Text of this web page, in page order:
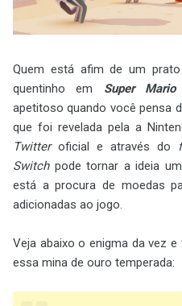
Quem está afim de um
quentinho em Super Mario
apetitoso quando você pensa
que foi revelada pela a
Twitteroficial e através do
Switchpode tornar a ideia
está a procura de moedas
adicionadas ao jogo.
Veja abaixo o enigma da vez
essa mina de ouro temperada: